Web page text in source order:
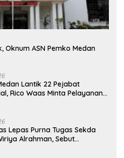
Oknum ASN Pemko Medan
Lantik 22 Pejabat
Rico Waas Minta Pelayanan
Lepas Purna Tugas Sekda
Alrahman, Sebut